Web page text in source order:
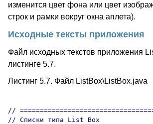
изменится цвет фона или цвет
строк и рамки вокруг окна аплета).
Исходные тексты приложения
Файл исходных текстов приложения
листинге 5.7.
Листинг 5.7. Файл ListBox\ListBox.java
//
// Списки типа List Box